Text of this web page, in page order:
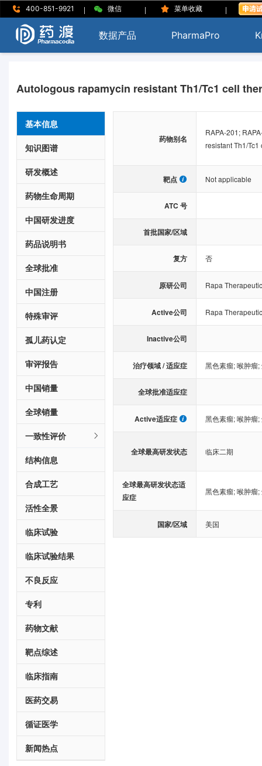
400-851-9921 | 微信 | 菜单收藏 |
数据产品 PharmaPro
Autologous rapamycin resistant Th1/Tc1 cell
基本信息
知识图谱
研发概述
药物生命周期
中国研发进度
药品说明书
全球批准
中国注册
特殊审评
孤儿药认定
审评报告
中国销量
全球销量
一致性评价
结构信息
合成工艺
活性全景
临床试验
临床试验结果
不良反应
专利
药物文献
靶点综述
临床指南
医药交易
循证医学
新闻热点
药物别名
RAPA-201;
resistant Th1/Tc1
靶点 Not applicable
ATC 号
首批国家/区域
复方 否
原研公司 Rapa
Active公司 Rapa
Inactive公司
治疗领域 / 适应症 黑色素瘤;喉肿瘤;
全球批准适应症
Active适应症 黑色素瘤;喉肿瘤;
全球最高研发状态 临床二期
全球最高研发状态适
应症
黑色素瘤;喉肿瘤;
国家/区域 美国